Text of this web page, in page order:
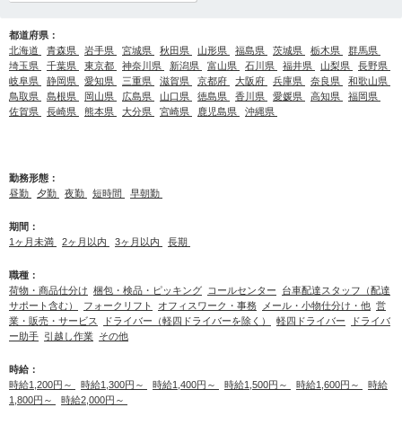
都道府県：
北海道
青森県 岩手県 宮城県 秋田県 山形県 福島県 茨城県 栃木県
群馬県
埼玉県
千葉県 東京都 神奈川県 新潟県 富山県 石川県 福井県 山梨県
長野県
岐阜県
静岡県 愛知県 三重県 滋賀県 京都府 大阪府 兵庫県 奈良県
和歌山県
鳥取県
島根県 岡山県 広島県 山口県 徳島県 香川県 愛媛県 高知県
福岡県
佐賀県
長崎県 熊本県 大分県 宮崎県 鹿児島県 沖縄県
勤務形態：
昼勤
夕勤 夜勤 短時間 早朝勤
期間：
1ヶ月未満
2ヶ月以内 3ヶ月以内 長期
職種：
荷物・商品仕分け 梱包・検品・ピッキング コールセンター
台車配達スタッフ（配達
サポート含む）
フォークリフト オフィスワーク・事務 メール・小物仕分け・他 営
業・販売・サービス
ドライバー（軽四ドライバーを除く） 軽四ドライバー
ドライバ
ー助手 引越し作業 その他
時給：
時給1,200円～
時給1,300円～ 時給1,400円～ 時給1,500円～ 時給1,600円～
時給
1,800円～
時給2,000円～